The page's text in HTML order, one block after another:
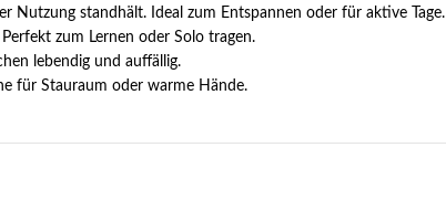
Nutzung standhält. Ideal zum Entspannen oder für aktive Tage.
zum Lernen oder Solo tragen.
lebendig und auffällig.
für Stauraum oder warme Hände.